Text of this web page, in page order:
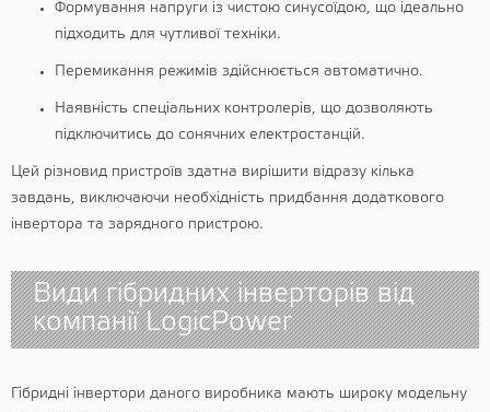
Формування напруги із чистою синусоїдою, що ідеально
підходить для чутливої ​​техніки.
Перемикання режимів здійснюється автоматично.
Наявність спеціальних контролерів, що дозволяють
підключитись до сонячних електростанцій.
Цей різновид пристроїв здатна вирішити відразу кілька
завдань, виключаючи необхідність придбання додаткового
інвертора та зарядного пристрою.
Види гібридних інверторів від
компанії LogicPower
Гібридні інвертори даного виробника мають широку модельну